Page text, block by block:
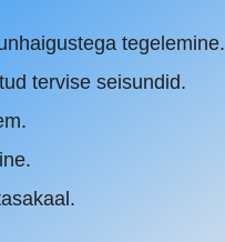
tegelemine.
tervise seisundid.